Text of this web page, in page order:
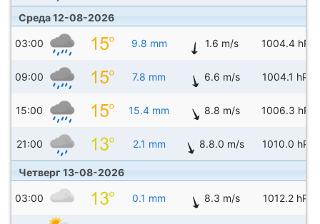
Среда 12-08-2026
03:00 9.8 mm 1.6 m/s 1004.4 hPa
09:00 7.8 mm 6.6 m/s 1004.1 hPa
15:00 15.4 mm 8.8 m/s 1006.3 hPa
21:00 2.1 mm 8.8.0 m/s 1010.0 hPa
Четверг 13-08-2026
03:00 0.1 mm 8.3 m/s 1012.2 hPa